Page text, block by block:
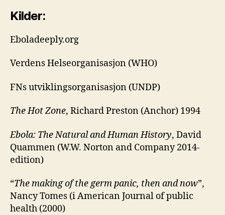
Kilder:
Eboladeeply.org
Verdens Helseorganisasjon (WHO)
FNs utviklingsorganisasjon (UNDP)
The Hot Zone, Richard Preston (Anchor) 1994
Ebola: The Natural and Human History, David
Quammen (W.W. Norton and Company 2014-
edition)
“The making of the germ panic, then and now”,
Nancy Tomes (i American Journal of public
health (2000)